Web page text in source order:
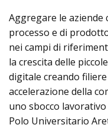
Aggregare le aziende
processo e di
nei campi di
la crescita delle
digitale creando
accelerazione della
uno sbocco
Polo Universitario